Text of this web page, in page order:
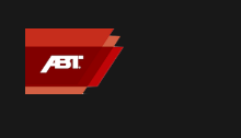
ABT